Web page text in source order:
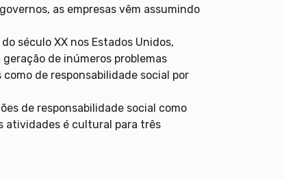
as empresas vêm assumindo
século XX nos Estados Unidos,
de inúmeros problemas
de responsabilidade social por
de responsabilidade social como
atividades é cultural para três